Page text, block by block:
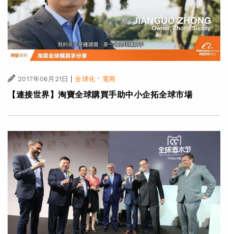
2017年06月21日 | 全球化· 電商
【連接世界】淘寶全球購買手助中小企拓全球市場